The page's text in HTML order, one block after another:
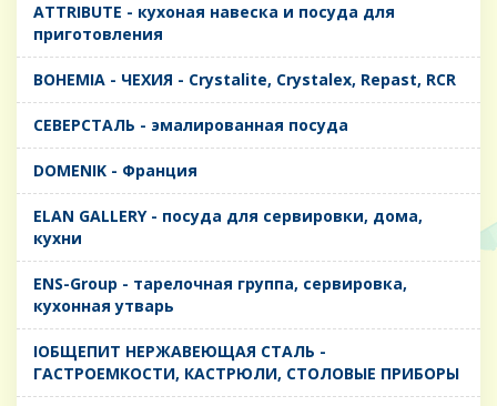
ATTRIBUTE - кухоная навеска и посуда для
приготовления
BOHEMIA - ЧЕХИЯ - Crystalite, Crystalex, Repast, RCR
CЕВЕРСТАЛЬ - эмалированная посуда
DOMENIK - Франция
ELAN GALLERY - посуда для сервировки, дома,
кухни
ENS-Group - тарелочная группа, сервировка,
кухонная утварь
IОБЩЕПИТ НЕРЖАВЕЮЩАЯ СТАЛЬ -
ГАСТРОЕМКОСТИ, КАСТРЮЛИ, СТОЛОВЫЕ ПРИБОРЫ